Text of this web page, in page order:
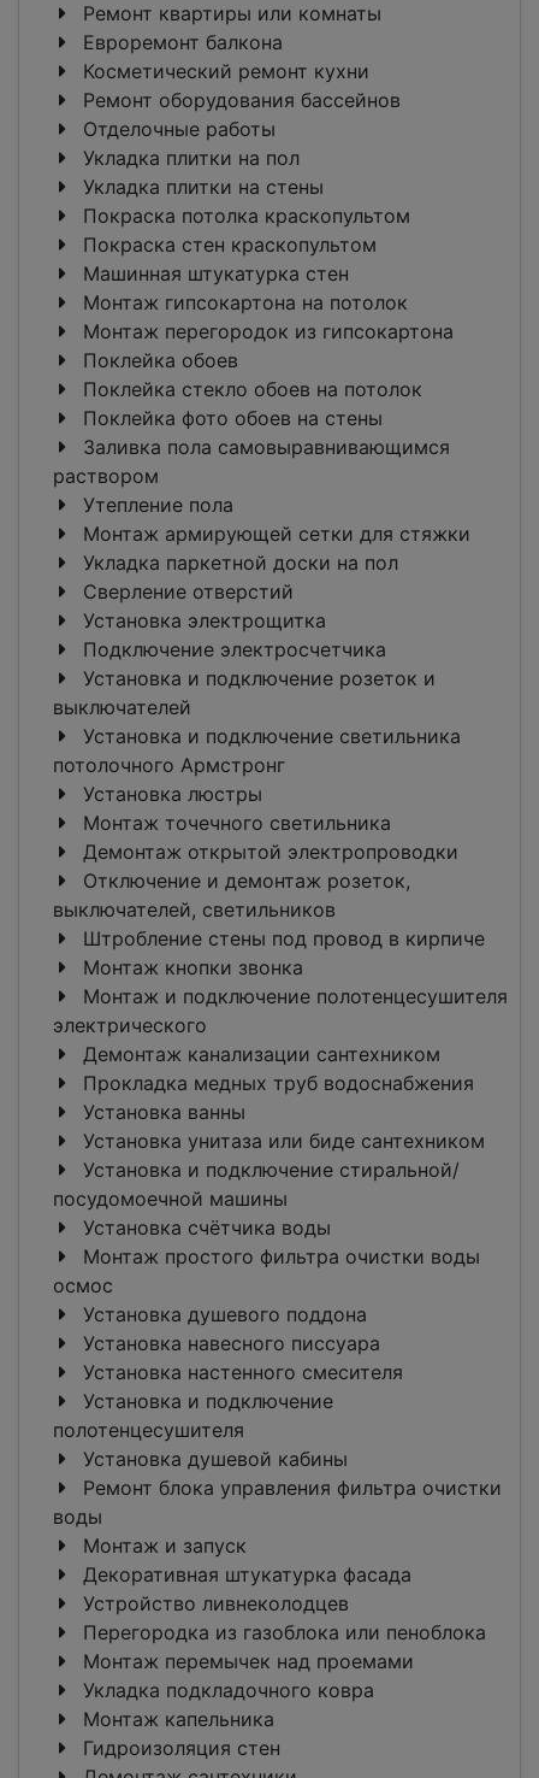
Ремонт квартиры или комнаты
Евроремонт балкона
Косметический ремонт кухни
Ремонт оборудования бассейнов
Отделочные работы
Укладка плитки на пол
Укладка плитки на стены
Покраска потолка краскопультом
Покраска стен краскопультом
Машинная штукатурка стен
Монтаж гипсокартона на потолок
Монтаж перегородок из гипсокартона
Поклейка обоев
Поклейка стекло обоев на потолок
Поклейка фото обоев на стены
Заливка пола самовыравнивающимся
раствором
Утепление пола
Монтаж армирующей сетки для стяжки
Укладка паркетной доски на пол
Сверление отверстий
Установка электрощитка
Подключение электросчетчика
Установка и подключение розеток и
выключателей
Установка и подключение светильника
потолочного Армстронг
Установка люстры
Монтаж точечного светильника
Демонтаж открытой электропроводки
Отключение и демонтаж розеток,
выключателей, светильников
Штробление стены под провод в кирпиче
Монтаж кнопки звонка
Монтаж и подключение полотенцесушителя
электрического
Демонтаж канализации сантехником
Прокладка медных труб водоснабжения
Установка ванны
Установка унитаза или биде сантехником
Установка и подключение стиральной/
посудомоечной машины
Установка счётчика воды
Монтаж простого фильтра очистки воды
осмос
Установка душевого поддона
Установка навесного писсуара
Установка настенного смесителя
Установка и подключение
полотенцесушителя
Установка душевой кабины
Ремонт блока управления фильтра очистки
воды
Монтаж и запуск
Декоративная штукатурка фасада
Устройство ливнеколодцев
Перегородка из газоблока или пеноблока
Монтаж перемычек над проемами
Укладка подкладочного ковра
Монтаж капельника
Гидроизоляция стен